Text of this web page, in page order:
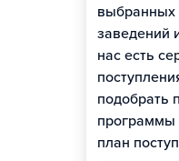
выбранных
заведений
нас есть
подобрать
программы
план